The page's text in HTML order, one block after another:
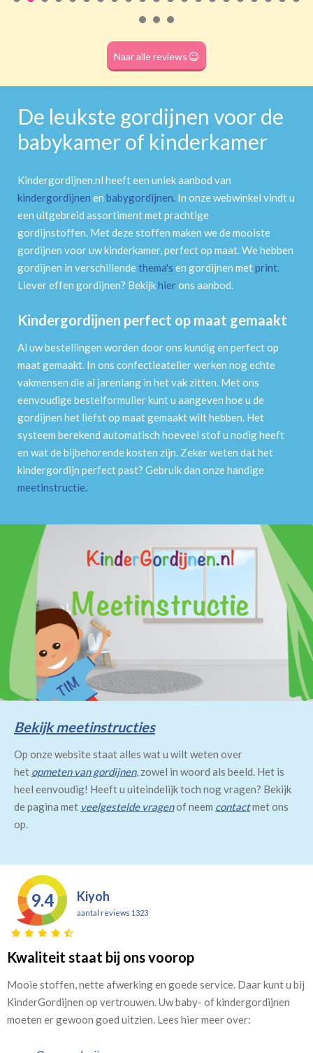
(dubbele tunnel)
Naar alle reviews
De leukste gordijnen voor de
babykamer of kinderkamer
Kindergordijnen.nl heeft een uniek aanbod van
kindergordijnen en babygordijnen. In onze webwinkel vindt u
een uitgebreid assortiment met prachtige
gordijnstoffen. Met deze stoffen maken we de mooiste
gordijnen voor uw kinderkamer, perfect op maat. We hebben
gordijnen in verschillendethema's en gordijnen metprint.
Liever effen gordijnen? Bekijkhierons aanbod.
Kindergordijnen perfect op maat gemaakt
Al uw bestellingen worden door ons kundig en perfect op
maat gemaakt. In ons confectieatelier werken nog echte
vakmensen die al jarenlang in het vak zitten. Met ons
eenvoudige bestelformulier kunt u aangeven hoe u de
gordijnen het liefst op maat gemaakt wilt hebben. Het
systeem berekend automatisch hoeveel stof u nodig heeft
en wat de bijbehorende kosten zijn. Zeker weten dat het
kindergordijn perfect past? Gebruik dan onze handige
meetinstructie.
Bekijk meetinstructies
Op onze website staat alles wat u wilt weten over
het opmeten van gordijnen, zowel in woord als beeld. Het is
heel eenvoudig! Heeft u uiteindelijk toch nog vragen? Bekijk
de pagina met veelgestelde vragenof neem contactmet ons
op.
9.4 Kiyoh
aantal reviews 1323
Kwaliteit staat bij ons voorop
Mooie stoffen, nette afwerking en goede service. Daar kunt u bij
KinderGordijnen op vertrouwen. Uw baby- of kindergordijnen
moeten er gewoon goed uitzien. Lees hier meer over: